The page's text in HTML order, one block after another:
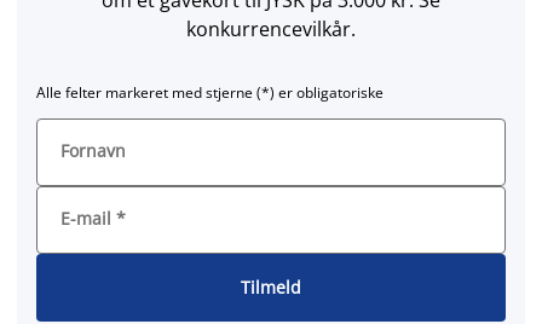
konkurrencevilkår.
Alle felter markeret med stjerne (*) er obligatoriske
Fornavn
E-mail *
Tilmeld